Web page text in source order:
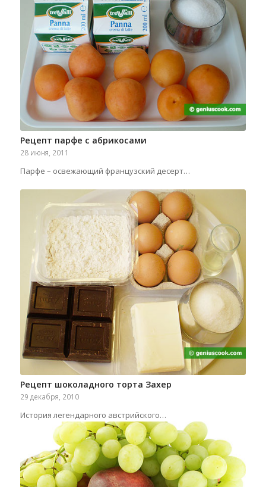
Рецепт парфе с абрикосами
28 июня, 2011
Парфе – освежающий французский десерт…
Рецепт шоколадного торта Захер
29 декабря, 2010
История легендарного австрийского…